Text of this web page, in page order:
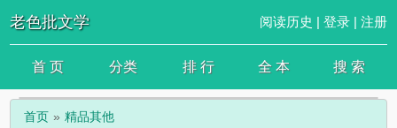
老色批文学 阅读历史 | 登录| 注册
首 页 分类 排 行 全 本 搜 索
首页
精品其他